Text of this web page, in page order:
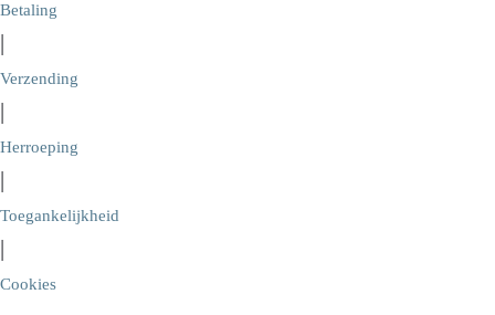
Betaling
|
Verzending
|
Herroeping
|
Toegankelijkheid
|
Cookies